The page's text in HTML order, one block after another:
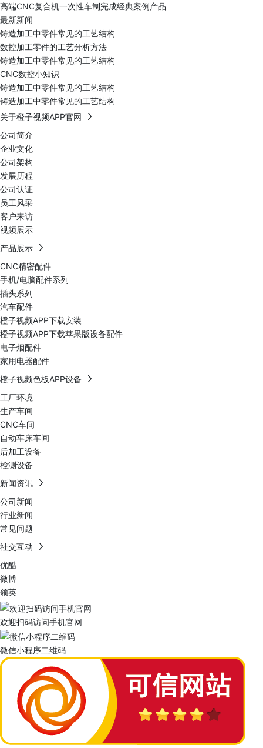
高端CNC复合机一次性车制完成经典案例产品
最新新闻
铸造加工中零件常见的工艺结构
数控加工零件的工艺分析方法
铸造加工中零件常见的工艺结构
CNC数控小知识
铸造加工中零件常见的工艺结构
铸造加工中零件常见的工艺结构
关于橙子视频APP官网
公司简介
企业文化
公司架构
发展历程
公司认证
员工风采
客户来访
视频展示
产品展示
CNC精密配件
手机/电脑配件系列
插头系列
汽车配件
橙子视频APP下载安装
橙子视频APP下载苹果版设备配件
电子烟配件
家用电器配件
橙子视频色板APP设备
工厂环境
生产车间
CNC车间
自动车床车间
后加工设备
检测设备
新闻资讯
公司新闻
行业新闻
常见问题
社交互动
优酷
微博
领英
欢迎扫码访问手机官网
微信小程序二维码